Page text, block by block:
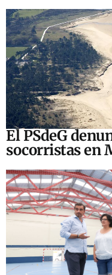
El PSdeG
socorristas en